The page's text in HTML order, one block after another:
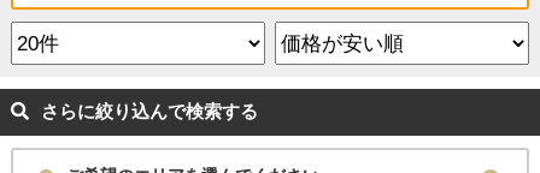
さらに絞り込んで検索する